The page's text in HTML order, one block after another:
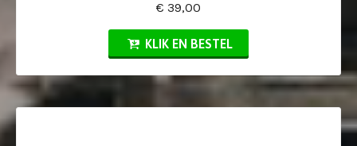
€ 39,00
KLIK EN BESTEL